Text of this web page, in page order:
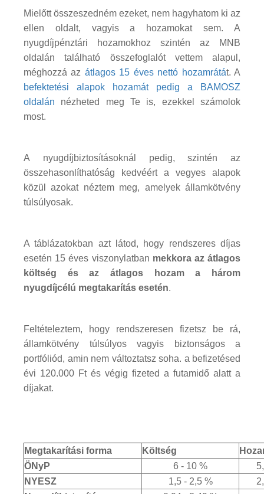
Mielőtt összeszedném ezeket, nem hagyhatom ki az
ellen oldalt, vagyis a hozamokat sem. A
nyugdíjpénztári hozamokhoz szintén az MNB
oldalán található összefoglalót vettem alapul,
méghozzá az átlagos 15 éves nettó hozamrátát. A
befektetési alapok hozamát pedig a BAMOSZ
oldalán nézheted meg Te is, ezekkel számolok
most.
A nyugdíjbiztosításoknál pedig, szintén az
összehasonlíthatóság kedvéért a vegyes alapok
közül azokat néztem meg, amelyek államkötvény
túlsúlyosak.
A táblázatokban azt látod, hogy rendszeres díjas
esetén 15 éves viszonylatban mekkora az átlagos
költség és az átlagos hozam a három
nyugdíjcélú megtakarítás esetén.
Feltételeztem, hogy rendszeresen fizetsz be rá,
államkötvény túlsúlyos vagyis biztonságos a
portfóliód, amin nem változtatsz soha. a befizetésed
évi 120.000 Ft és végig fizeted a futamidő alatt a
díjakat.
Megtakarítási forma Költség
ÖNyP
6 - 10 %
NYESZ
1,5 - 2,5 %